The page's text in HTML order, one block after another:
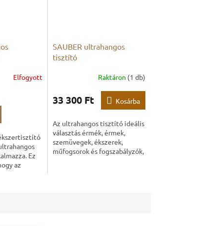
Elfogyott
Ez
az
SAUBER ultrahangos
tisztító
Raktáron (1 db)
33 300 Ft Kosárba
Az ultrahangos tisztító ideális
választás érmék, érmek,
szemüvegek, ékszerek,
műfogsorok és fogszabályzók,